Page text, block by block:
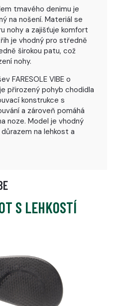
tmavého denimu je
na nošení. Materiál se
nohy a zajišťuje komfort
je vhodný pro středně
širokou patu, což
nohy.
FARESOLE VIBE o
přirozený pohyb chodidla
konstrukce s
a zároveň pomáhá
noze. Model je vhodný
na lehkost a
S LEHKOSTÍ